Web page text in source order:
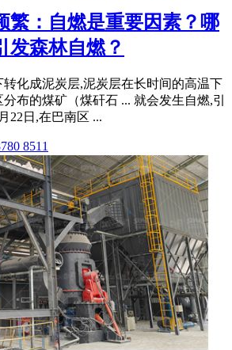
繁：自燃是重要因素？哪
发森林自燃？
化成泥炭层,泥炭层在长时间的高温下
布的煤矿（煤矸石 ... 就会发生自燃,引
22日,在巴南区 ...
8511